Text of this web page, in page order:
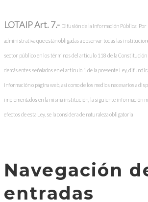
LOTAIP Art. 7.- Difusión de la Información Pública:
administrativa que están obligadas a observar todas las
sector público en los términos del artículo 118 de la Constitución
demás entes señalados en el artículo 1 de la presente Ley,
información o página web, así como de los medios necesarios a
implementados en la misma institución, la siguiente información
efectos de esta Ley, se la considera de naturaleza obligatoria
Navegación
entradas